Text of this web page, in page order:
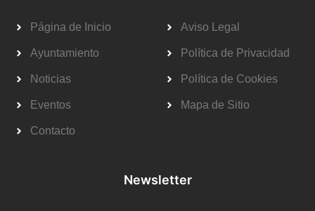
Página de Inicio
Ayuntamiento
Noticias
Eventos
Contacto
Aviso Legal
Política de Privacidad
Política de Cookies
Mapa de Sitio
Newsletter